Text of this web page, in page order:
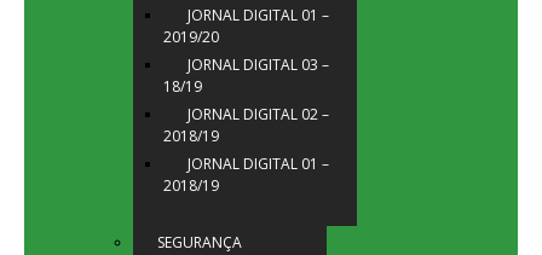
JORNAL DIGITAL 01 –
2019/20
JORNAL DIGITAL 03 –
18/19
JORNAL DIGITAL 02 –
2018/19
JORNAL DIGITAL 01 –
2018/19
SEGURANÇA